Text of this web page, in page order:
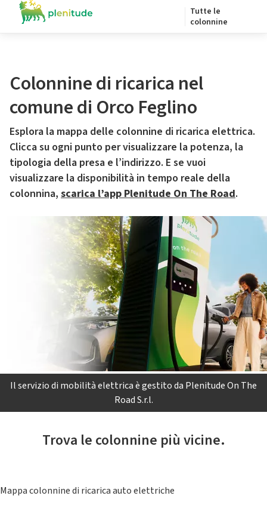
Tutte le
colonnine
Colonnine di ricarica nel
comune di Orco Feglino
Esplora la mappa delle colonnine di ricarica elettrica.
Clicca su ogni punto per visualizzare la potenza, la
tipologia della presa e l’indirizzo. E se vuoi
visualizzare la disponibilità in tempo reale della
colonnina, scarica l’app Plenitude On The Road.
Il servizio di mobilità elettrica è gestito da Plenitude On The
Road S.r.l.
Trova le colonnine più vicine.
Mappa colonnine di ricarica auto elettriche